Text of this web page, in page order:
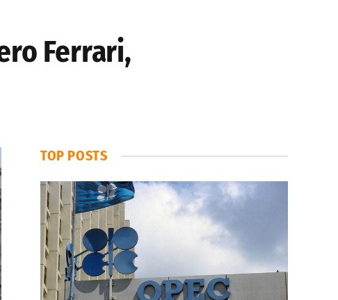
Ferrari,
TOP POSTS